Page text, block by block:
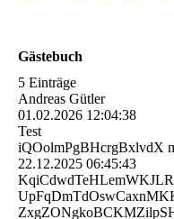
Gästebuch
5 Einträge
Andreas Gütler
01.02.2026 12:04:38
Test
iQOolmPgBHcrgBxlvdX
22.12.2025 06:45:43